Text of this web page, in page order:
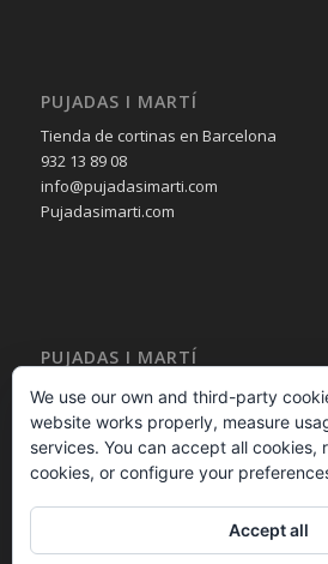
PUJADAS I MARTÍ
Tienda de cortinas en Barcelona
932 13 89 08
info@pujadasimarti.com
Pujadasimarti.com
PUJADAS I MARTÍ
Cortinas en Barcelona
Tendencia en cortinas
Asesoramiento en cortinas
Decoración en cortinas
We use our own and third-party
website works properly, measure
services. You can accept all cookies,
cookies, or configure your
Accept all